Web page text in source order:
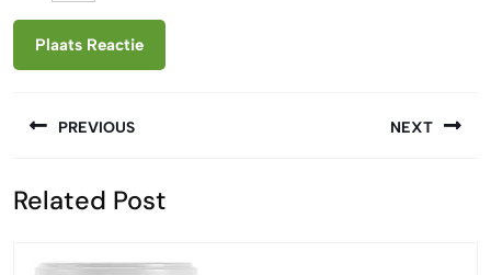
PREVIOUS
bericht:
NEXT
Related Post